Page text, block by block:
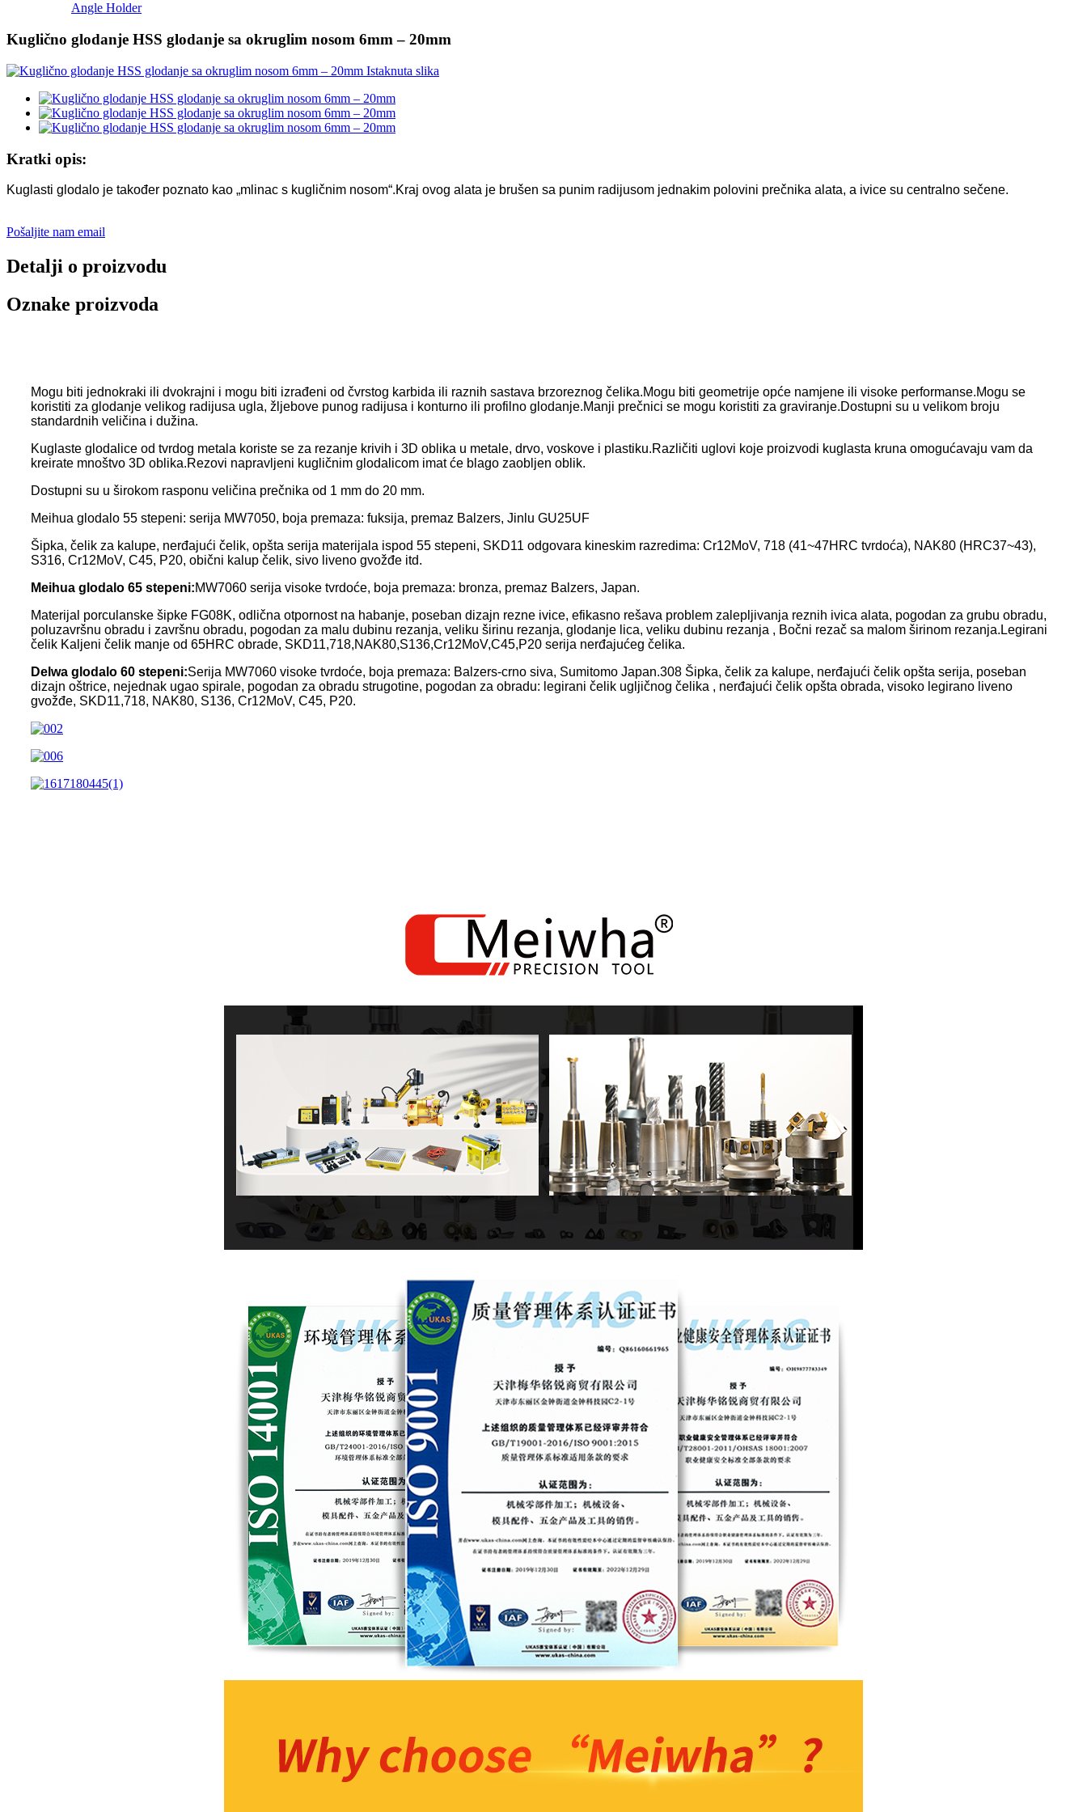
Angle Holder
Kuglično glodanje HSS glodanje sa okruglim nosom 6mm – 20mm
Kratki opis:
Kuglasti glodalo je također poznato kao „mlinac s kugličnim nosom“.Kraj ovog alata je brušen sa punim radijusom jednakim polovini prečnika alata, a ivice su centralno sečene.
Pošaljite nam email
Detalji o proizvodu
Oznake proizvoda
Mogu biti jednokraki ili dvokrajni i mogu biti izrađeni od čvrstog karbida ili raznih sastava brzoreznog čelika.Mogu biti geometrije opće namjene ili visoke performanse.Mogu se
koristiti za glodanje velikog radijusa ugla, žljebove punog radijusa i konturno ili profilno glodanje.Manji prečnici se mogu koristiti za graviranje.Dostupni su u velikom broju
standardnih veličina i dužina.
Kuglaste glodalice od tvrdog metala koriste se za rezanje krivih i 3D oblika u metale, drvo, voskove i plastiku.Različiti uglovi koje proizvodi kuglasta kruna omogućavaju vam da
kreirate mnoštvo 3D oblika.Rezovi napravljeni kugličnim glodalicom imat će blago zaobljen oblik.
Dostupni su u širokom rasponu veličina prečnika od 1 mm do 20 mm.
Meihua glodalo 55 stepeni: serija MW7050, boja premaza: fuksija, premaz Balzers, Jinlu GU25UF
Šipka, čelik za kalupe, nerđajući čelik, opšta serija materijala ispod 55 stepeni, SKD11 odgovara kineskim razredima: Cr12MoV, 718 (41~47HRC tvrdoća), NAK80 (HRC37~43),
S316, Cr12MoV, C45, P20, obični kalup čelik, sivo liveno gvožđe itd.
Meihua glodalo 65 stepeni:MW7060 serija visoke tvrdoće, boja premaza: bronza, premaz Balzers, Japan.
Materijal porculanske šipke FG08K, odlična otpornost na habanje, poseban dizajn rezne ivice, efikasno rešava problem zalepljivanja reznih ivica alata, pogodan za grubu obradu,
poluzavršnu obradu i završnu obradu, pogodan za malu dubinu rezanja, veliku širinu rezanja, glodanje lica, veliku dubinu rezanja , Bočni rezač sa malom širinom rezanja.Legirani
čelik Kaljeni čelik manje od 65HRC obrade, SKD11,718,NAK80,S136,Cr12MoV,C45,P20 serija nerđajućeg čelika.
Delwa glodalo 60 stepeni:Serija MW7060 visoke tvrdoće, boja premaza: Balzers-crno siva, Sumitomo Japan.308 Šipka, čelik za kalupe, nerđajući čelik opšta serija, poseban
dizajn oštrice, nejednak ugao spirale, pogodan za obradu strugotine, pogodan za obradu: legirani čelik ugljičnog čelika , nerđajući čelik opšta obrada, visoko legirano liveno
gvožđe, SKD11,718, NAK80, S136, Cr12MoV, C45, P20.